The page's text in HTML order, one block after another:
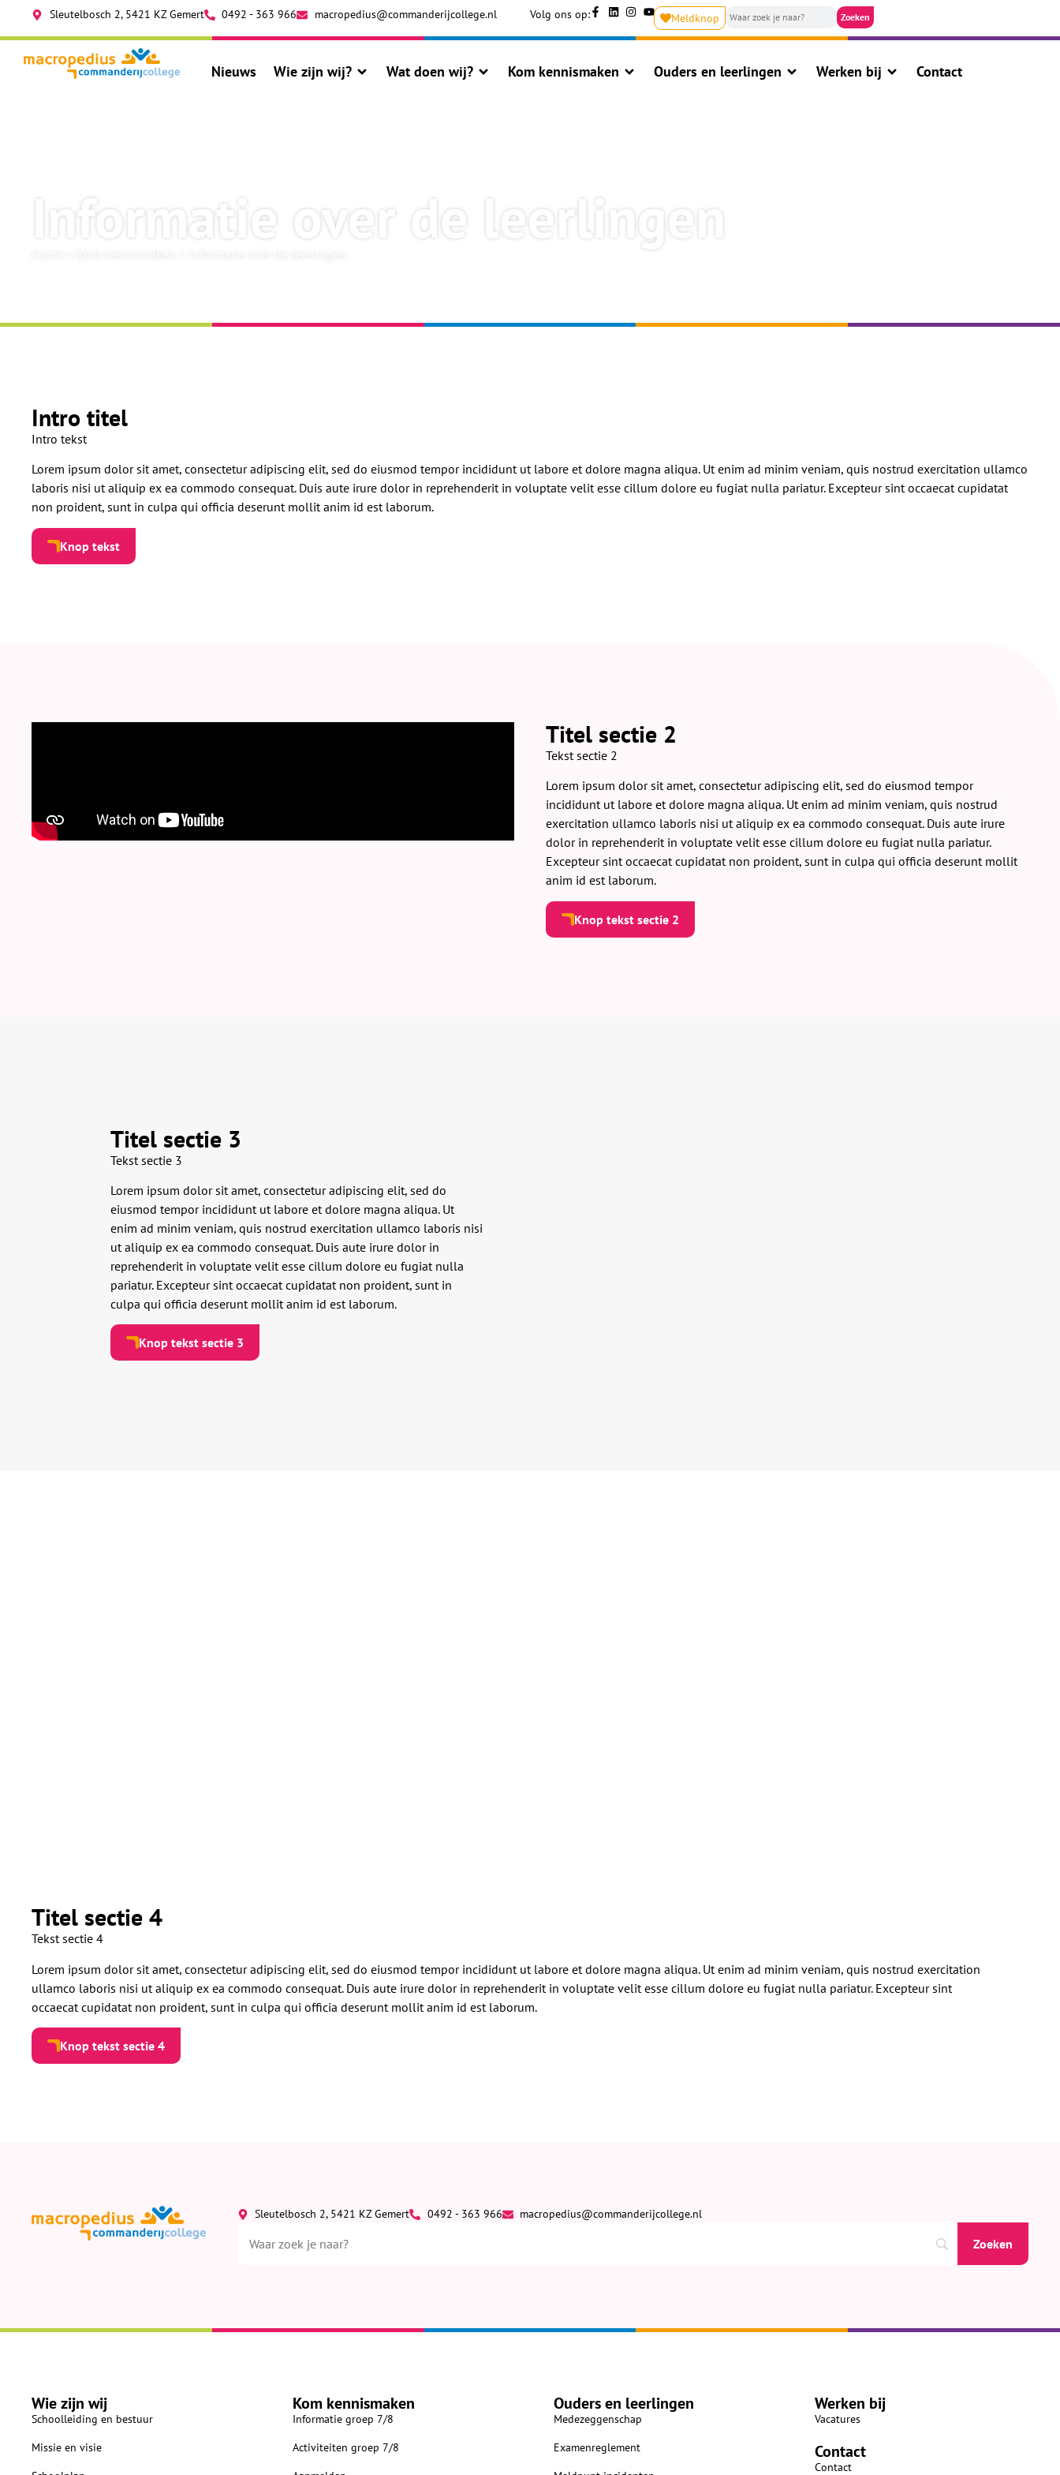
Sleutelbosch 2, 5421 KZ Gemert 0492 - 363 966 macropedius@commanderijcollege.nl Volg ons op: Meldknop
Nieuws Wie zijn wij? Wat doen wij? Kom kennismaken Ouders en leerlingen Werken bij Contact
Informatie over de leerlingen
Intro titel
Intro tekst
Lorem ipsum dolor sit amet, consectetur adipiscing elit, sed do eiusmod tempor incididunt ut labore et dolore magna aliqua. Ut enim ad minim veniam, quis nostrud exercitation ullamco
laboris nisi ut aliquip ex ea commodo consequat. Duis aute irure dolor in reprehenderit in voluptate velit esse cillum dolore eu fugiat nulla pariatur. Excepteur sint occaecat cupidatat
non proident, sunt in culpa qui officia deserunt mollit anim id est laborum.
Knop tekst
Titel sectie 2
Tekst sectie 2
Lorem ipsum dolor sit amet, consectetur adipiscing elit, sed do eiusmod tempor
incididunt ut labore et dolore magna aliqua. Ut enim ad minim veniam, quis nostrud
exercitation ullamco laboris nisi ut aliquip ex ea commodo consequat. Duis aute irure
dolor in reprehenderit in voluptate velit esse cillum dolore eu fugiat nulla pariatur.
Excepteur sint occaecat cupidatat non proident, sunt in culpa qui officia deserunt mollit
anim id est laborum.
Knop tekst sectie 2
Titel sectie 3
Tekst sectie 3
Lorem ipsum dolor sit amet, consectetur adipiscing elit, sed do
eiusmod tempor incididunt ut labore et dolore magna aliqua. Ut
enim ad minim veniam, quis nostrud exercitation ullamco laboris nisi
ut aliquip ex ea commodo consequat. Duis aute irure dolor in
reprehenderit in voluptate velit esse cillum dolore eu fugiat nulla
pariatur. Excepteur sint occaecat cupidatat non proident, sunt in
culpa qui officia deserunt mollit anim id est laborum.
Knop tekst sectie 3
Titel sectie 4
Tekst sectie 4
Lorem ipsum dolor sit amet, consectetur adipiscing elit, sed do eiusmod tempor incididunt ut labore et dolore magna aliqua. Ut enim ad minim veniam, quis nostrud exercitation
ullamco laboris nisi ut aliquip ex ea commodo consequat. Duis aute irure dolor in reprehenderit in voluptate velit esse cillum dolore eu fugiat nulla pariatur. Excepteur sint
occaecat cupidatat non proident, sunt in culpa qui officia deserunt mollit anim id est laborum.
Knop tekst sectie 4
Sleutelbosch 2, 5421 KZ Gemert 0492 - 363 966 macropedius@commanderijcollege.nl
Wie zijn wij
Schoolleiding en bestuur
Missie en visie
Kom kennismaken
Informatie groep 7/8
Activiteiten groep 7/8
Ouders en leerlingen
Medezeggenschap
Examenreglement
Werken bij
Vacatures
Contact
Contact